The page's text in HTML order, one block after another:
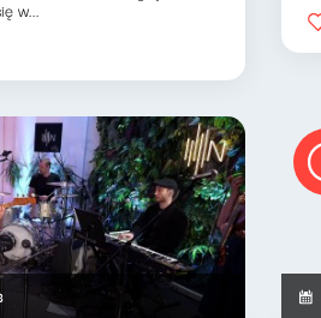
w...